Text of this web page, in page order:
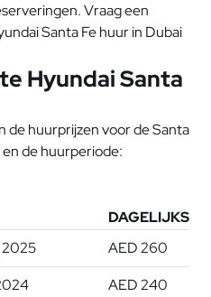
Vraag een
Santa Fe huur in Dubai
Hyundai Santa
de huurprijzen voor de Santa
en de huurperiode:
DAGELIJKSE
2025
AED 260
AED 240